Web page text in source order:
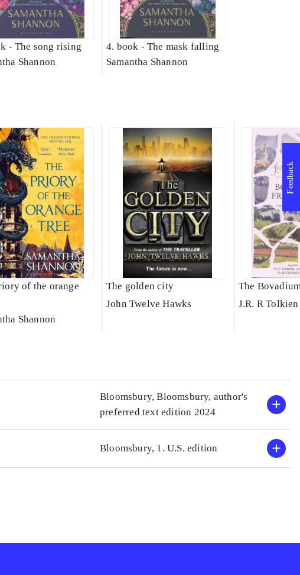
- The song rising
Shannon
4. book - The mask falling
Samantha Shannon
of the orange
Shannon
The golden city
John Twelve Hawks
The
J.R. R Tolkien
Bloomsbury, Bloomsbury, author's
preferred text edition 2024
Bloomsbury, 1. U.S. edition
Feedback